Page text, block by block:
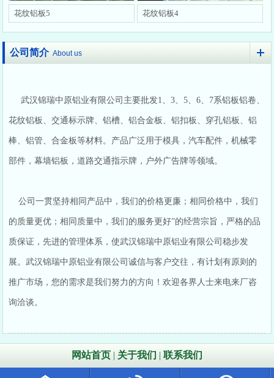
花纹铝板5 花纹铝板4
公司简介 About us
武汉锦瑞中原铝业有限公司主要批发1、3、5、6、7系铝板铝卷、
花纹铝板、交通标示牌、铝槽、铝合金板、铝扣板、穿孔铝板、铝
棒、铝管、合金板等材料。产品广泛用于模具，汽车配件，机械零
部件，幕墙铝板，道路交通指示牌，户外广告牌等领域。
公司一贯坚持相同产品中，我们的价格更廉；相同价格中，我们
的质量更优；相同质量中，我们的服务更好”的经营宗旨，严格的品
质保证，先进的管理体系，使武汉锦瑞中原铝业有限公司稳步发
展。武汉锦瑞中原铝业有限公司诚信与客户交往，有计划有原则的
推广市场，您的需求是我们努力的方向！欢迎各界人士来电来厂咨
询洽谈。
网站首页 | 关于我们 | 联系我们